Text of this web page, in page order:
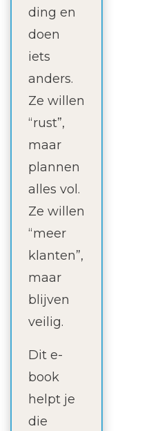
ding en
doen
iets
anders.
Ze willen
“rust”,
maar
plannen
alles vol.
Ze willen
“meer
klanten”,
maar
blijven
veilig.
Dit e-
book
helpt je
die